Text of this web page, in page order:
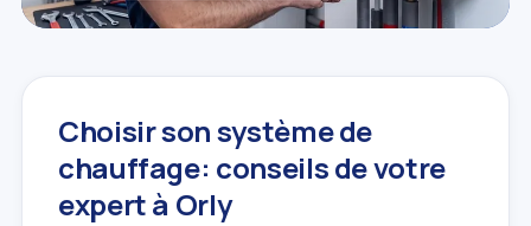
Choisir son système de
chauffage: conseils de votre
expert à Orly